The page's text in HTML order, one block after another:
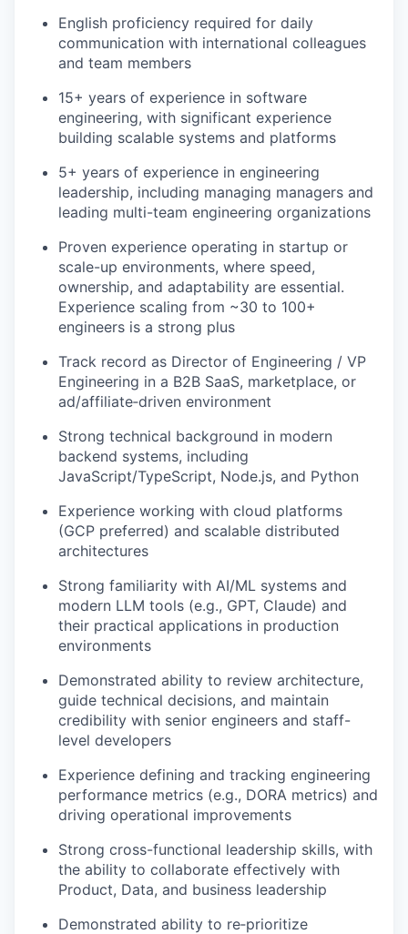
English proficiency required for daily
communication with international colleagues
and team members
15+ years of experience in software
engineering, with significant experience
building scalable systems and platforms
5+ years of experience in engineering
leadership, including managing managers and
leading multi-team engineering organizations
Proven experience operating in startup or
scale-up environments, where speed,
ownership, and adaptability are essential.
Experience scaling from ~30 to 100+
engineers is a strong plus
Track record as Director of Engineering / VP
Engineering in a B2B SaaS, marketplace, or
ad/affiliate‑driven environment
Strong technical background in modern
backend systems, including
JavaScript/TypeScript, Node.js, and Python
Experience working with cloud platforms
(GCP preferred) and scalable distributed
architectures
Strong familiarity with AI/ML systems and
modern LLM tools (e.g., GPT, Claude) and
their practical applications in production
environments
Demonstrated ability to review architecture,
guide technical decisions, and maintain
credibility with senior engineers and staff-
level developers
Experience defining and tracking engineering
performance metrics (e.g., DORA metrics) and
driving operational improvements
Strong cross-functional leadership skills, with
the ability to collaborate effectively with
Product, Data, and business leadership
Demonstrated ability to re‑prioritize